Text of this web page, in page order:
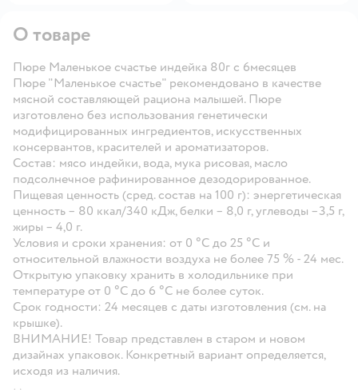
О товаре
Пюре Маленькое счастье индейка 80г с 6месяцев
Пюре "Маленькое счастье" рекомендовано в качестве
мясной составляющей рациона малышей. Пюре
изготовлено без использования генетически
модифицированных ингредиентов, искусственных
консервантов, красителей и ароматизаторов.
Состав: мясо индейки, вода, мука рисовая, масло
подсолнечное рафинированное дезодорированное.
Пищевая ценность (сред. состав на 100 г): энергетическая
ценность – 80 ккал/340 кДж, белки – 8,0 г, углеводы –3,5 г,
жиры – 4,0 г.
Условия и сроки хранения: от 0 °С до 25 °С и
относительной влажности воздуха не более 75 % - 24 мес.
Открытую упаковку хранить в холодильнике при
температуре от 0 °C до 6 °C не более суток.
Срок годности: 24 месяцев с даты изготовления (см. на
крышке).
ВНИМАНИЕ! Товар представлен в старом и новом
дизайнах упаковок. Конкретный вариант определяется,
исходя из наличия.